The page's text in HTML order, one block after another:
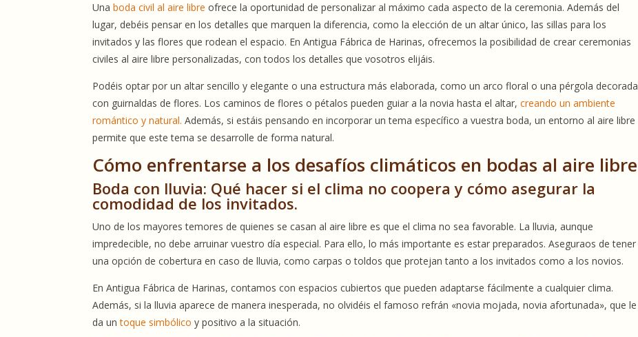
Unaboda civil al aire libre ofrece la oportunidad de personalizar al máximo cada aspecto de la ceremonia. Además del
lugar, debéis pensar en los detalles que marquen la diferencia, como la elección de un altar único, las sillas para los
invitados y las flores que rodean el espacio. En Antigua Fábrica de Harinas, ofrecemos la posibilidad de crear ceremonias
civiles al aire libre personalizadas, con todos los detalles que vosotros elijáis.
Podéis optar por un altar sencillo y elegante o una estructura más elaborada, como un arco floral o una pérgola decorada
con guirnaldas de flores. Los caminos de flores o pétalos pueden guiar a la novia hasta el altar,creando un ambiente
romántico y natural. Además, si estáis pensando en incorporar un tema específico a vuestra boda, un entorno al aire libre
permite que este tema se desarrolle de forma natural.
Cómo enfrentarse a los desafíos climáticos en bodas al aire libre
Boda con lluvia: Qué hacer si el clima no coopera y cómo asegurar la
comodidad de los invitados.
Uno de los mayores temores de quienes se casan al aire libre es que el clima no sea favorable. La lluvia, aunque
impredecible, no debe arruinar vuestro día especial. Para ello, lo más importante es estar preparados. Aseguraos de tener
una opción de cobertura en caso de lluvia, como carpas o toldos que protejan tanto a los invitados como a los novios.
En Antigua Fábrica de Harinas, contamos con espacios cubiertos que pueden adaptarse fácilmente a cualquier clima.
Además, si la lluvia aparece de manera inesperada, no olvidéis el famoso refrán «novia mojada, novia afortunada», que le
da untoque simbólico y positivo a la situación.